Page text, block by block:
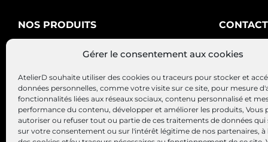
Gérer le consentement aux cookies
AtelierD souhaite utiliser des cookies ou traceurs pour stocker et
données personnelles, comme votre visite sur ce site, pour mesure
fonctionnalités liées aux réseaux sociaux, contenu personnalisé et
performance du contenu, développer et améliorer les produits, Vous
autoriser ou refuser tout ou partie de ces traitements de données qui
sur votre consentement ou sur l'intérêt légitime de nos partenaires, à
NOS PRODUITS
Alternateurs – Démarreurs
CONTACT
AtelierD
88200
03 29 22 34